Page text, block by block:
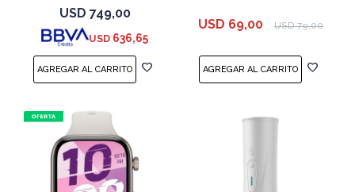
USD 749,00
USD 636,65
USD 69,00 USD 79,00